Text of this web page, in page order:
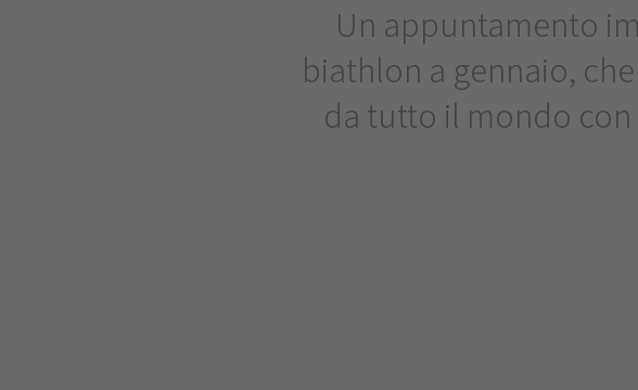
Un appuntamento
biathlon a gennaio,
da tutto il mondo con